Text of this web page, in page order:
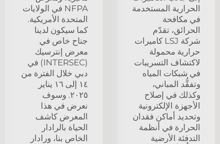
الحرارية المستخدمة
في مكافحة
الحرائق، تقدّم
شركة LSJ كاميرات
حرارية محمولة
لاكتشاف التسريبات
في شبكات المياه
وتفقُّد المباني،
وكذلك في إصلاح
الأجهزة الإلكترونية
وتحديد أماكن فقدان
الحرارة في أنظمة
التدفئة الأرضية
NFPA في الولايات
المتحدة الأمريكية.
كما سيكون لدينا
جناح خاص في
معرض إنترسيك
(INTERSEC) في
دبي خلال الفترة من
١٤ إلى ١٦ يناير
٢٠٢٥. وسوف
نعرض في هذا
المعرض كاشف
الحياة بالرادار
الخاص بنا، ورادار